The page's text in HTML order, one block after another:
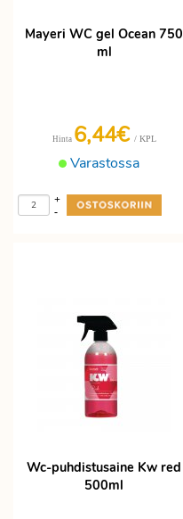
Mayeri WC gel Ocean 750
ml
Varastossa
Hinta 6,44€ / KPL
-
+
Wc-puhdistusaine Kw red
500ml